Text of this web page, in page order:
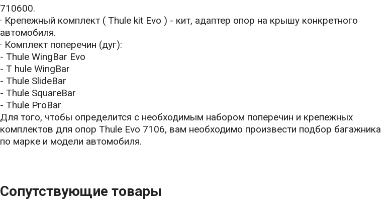
710600.
· Крепежный комплект ( Thule kit Evo ) - кит, адаптер опор на крышу конкретного
автомобиля.
· Комплект поперечин (дуг):
- Thule WingBar Evo
- T hule WingBar
- Thule SlideBar
- Thule SquareBar
- Thule ProBar
Для того, чтобы определится с необходимым набором поперечин и крепежных
комплектов для опор Thule Evo 7106, вам необходимо произвести подбор багажника
по марке и модели автомобиля.
Сопутствующие товары